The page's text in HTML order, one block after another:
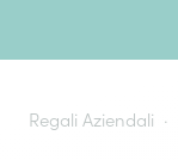
Regali Aziendali